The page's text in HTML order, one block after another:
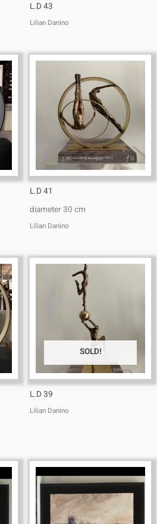
L.D 43
Lilian Danino
L.D 41
diameter 30 cm
Lilian Danino
SOLD!
L.D 39
Lilian Danino